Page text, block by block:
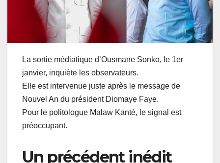
La sortie médiatique d’Ousmane Sonko, le 1er
janvier, inquiète les observateurs.
Elle est intervenue juste après le message de
Nouvel An du président Diomaye Faye.
Pour le politologue Malaw Kanté, le signal est
préoccupant.
Un précédent inédit